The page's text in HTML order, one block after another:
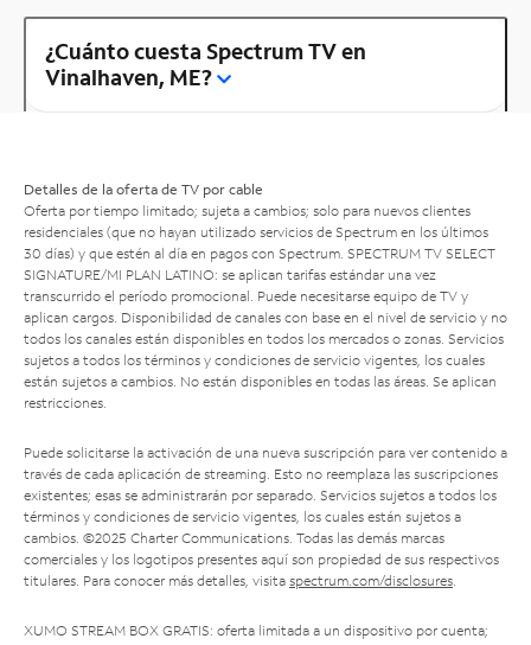
¿Cuánto cuesta Spectrum TV en
Vinalhaven, ME?
Detalles de la oferta de TV por cable
Oferta por tiempo limitado; sujeta a cambios; solo para nuevos clientes
residenciales (que no hayan utilizado servicios de Spectrum en los últimos
30 días) y que estén al día en pagos con Spectrum. SPECTRUM TV SELECT
SIGNATURE/MI PLAN LATINO: se aplican tarifas estándar una vez
transcurrido el período promocional. Puede necesitarse equipo de TV y
aplican cargos. Disponibilidad de canales con base en el nivel de servicio y no
todos los canales están disponibles en todos los mercados o zonas. Servicios
sujetos a todos los términos y condiciones de servicio vigentes, los cuales
están sujetos a cambios. No están disponibles en todas las áreas. Se aplican
restricciones.
Puede solicitarse la activación de una nueva suscripción para ver contenido a
través de cada aplicación de streaming. Esto no reemplaza las suscripciones
existentes; esas se administrarán por separado. Servicios sujetos a todos los
términos y condiciones de servicio vigentes, los cuales están sujetos a
cambios. ©2025 Charter Communications. Todas las demás marcas
comerciales y los logotipos presentes aquí son propiedad de sus respectivos
titulares. Para conocer más detalles, visita spectrum.com/disclosures.
XUMO STREAM BOX GRATIS: oferta limitada a un dispositivo por cuenta;